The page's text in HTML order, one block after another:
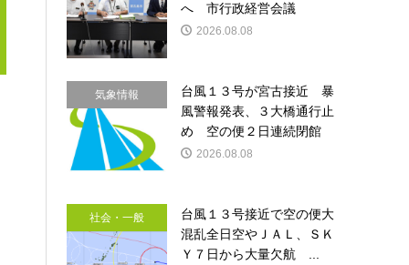
へ 市行政経営会議
2026.08.08
気象情報
台風１３号が宮古接近 暴
風警報発表、３大橋通行止
め 空の便２日連続閉館
2026.08.08
社会・一般
台風１３号接近で空の便大
混乱全日空やＪＡＬ、ＳＫ
Ｙ７日から大量欠航 ...